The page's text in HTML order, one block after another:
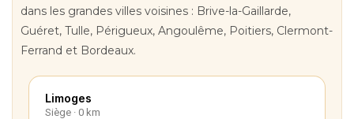
dans les grandes villes voisines : Brive-la-Gaillarde,
Guéret, Tulle, Périgueux, Angoulême, Poitiers, Clermont-
Ferrand et Bordeaux.
Limoges
Siège · 0 km